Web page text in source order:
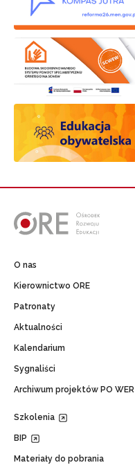
O nas
Kierownictwo ORE
Patronaty
Aktualności
Kalendarium
Sygnaliści
Archiwum projektów PO WER
Szkolenia
BIP
Materiały do pobrania